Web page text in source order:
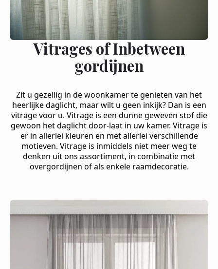
Vitrages of Inbetween
gordijnen
Zit u gezellig in de woonkamer te genieten van het
heerlijke daglicht, maar wilt u geen inkijk? Dan is een
vitrage voor u. Vitrage is een dunne geweven stof die
gewoon het daglicht door-laat in uw kamer. Vitrage is
er in allerlei kleuren en met allerlei verschillende
motieven. Vitrage is inmiddels niet meer weg te
denken uit ons assortiment, in combinatie met
overgordijnen of als enkele raamdecoratie.